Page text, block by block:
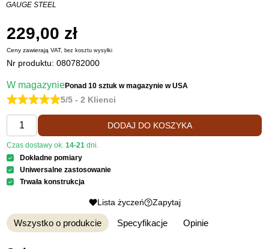
GAUGE STEEL
229,00 zł
Ceny zawierają VAT,bez kosztuwysyłki
Nr produktu:080782000
W magazyniePonad 10 sztukw magazynie w USA
5/5 - 2 Klienci
DODAJ DO KOSZYKA
Czas dostawy ok.14-21 dni.
Dokładne pomiary
Uniwersalne zastosowanie
Trwała konstrukcja
Lista życzeń Zapytaj
Wszystko o produkcie Specyfikacje Opinie